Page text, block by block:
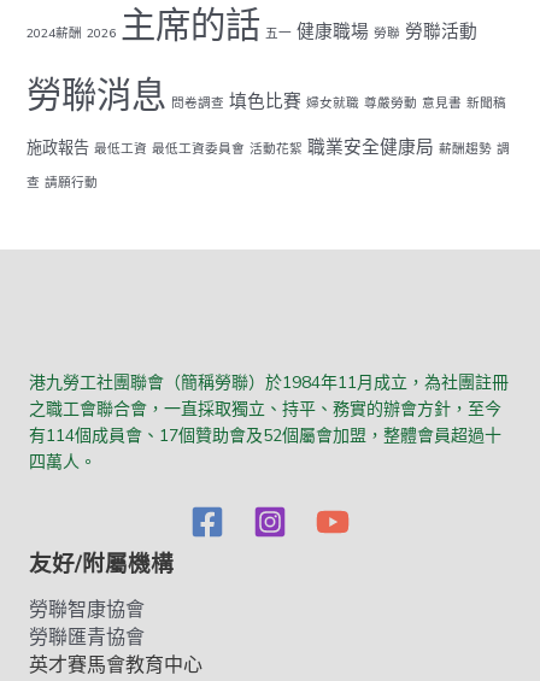
2024薪酬 2026 主席的話 五一 健康職場 勞聯 勞聯活動
勞聯消息 問卷調查 填色比賽 婦女就職 尊嚴勞動 意見書 新聞稿
施政報告 最低工資 最低工資委員會 活動花絮 職業安全健康局 薪酬趨勢 調
查 請願行動
港九勞工社團聯會（簡稱勞聯）於1984年11月成立，為社團註冊
之職工會聯合會，一直採取獨立、持平、務實的辦會方針，至今
有114個成員會、17個贊助會及52個屬會加盟，整體會員超過十
四萬人。
友好/附屬機構
勞聯智康協會
勞聯匯青協會
英才賽馬會教育中心